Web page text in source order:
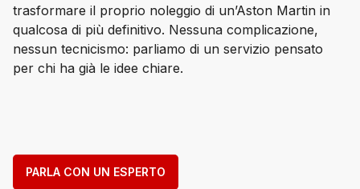
trasformare il proprio noleggio di un’Aston Martin in
qualcosa di più definitivo. Nessuna complicazione,
nessun tecnicismo: parliamo di un servizio pensato
per chi ha già le idee chiare.
PARLA CON UN ESPERTO